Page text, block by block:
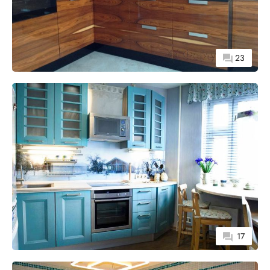
23
17